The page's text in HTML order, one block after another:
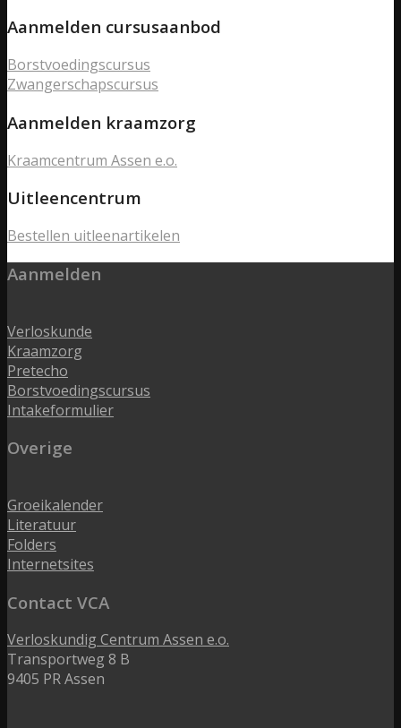
Aanmelden cursusaanbod
Borstvoedingscursus
Zwangerschapscursus
Aanmelden kraamzorg
Kraamcentrum Assen e.o.
Uitleencentrum
Bestellen uitleenartikelen
Aanmelden
Verloskunde
Kraamzorg
Pretecho
Borstvoedingscursus
Intakeformulier
Overige
Groeikalender
Literatuur
Folders
Internetsites
Contact VCA
Verloskundig Centrum Assen e.o.
Transportweg 8 B
9405 PR Assen